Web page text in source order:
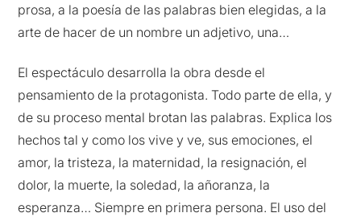
prosa, a la poesía de las palabras bien elegidas, a la
arte de hacer de un nombre un adjetivo, una…
El espectáculo desarrolla la obra desde el
pensamiento de la protagonista. Todo parte de ella, y
de su proceso mental brotan las palabras. Explica los
hechos tal y como los vive y ve, sus emociones, el
amor, la tristeza, la maternidad, la resignación, el
dolor, la muerte, la soledad, la añoranza, la
esperanza… Siempre en primera persona. El uso del